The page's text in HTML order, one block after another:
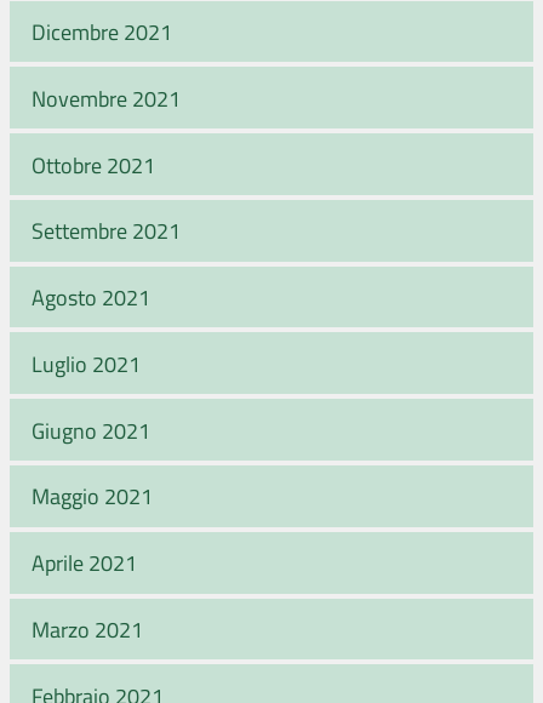
Dicembre 2021
Novembre 2021
Ottobre 2021
Settembre 2021
Agosto 2021
Luglio 2021
Giugno 2021
Maggio 2021
Aprile 2021
Marzo 2021
Febbraio 2021